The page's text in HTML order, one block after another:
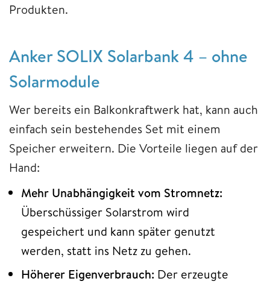
Produkten.
Anker SOLIX Solarbank 4 – ohne
Solarmodule
Wer bereits ein Balkonkraftwerk hat, kann auch
einfach sein bestehendes Set mit einem
Speicher erweitern. Die Vorteile liegen auf der
Hand:
Mehr Unabhängigkeit vom Stromnetz:
Überschüssiger Solarstrom wird
gespeichert und kann später genutzt
werden, statt ins Netz zu gehen.
Höherer Eigenverbrauch: Der erzeugte